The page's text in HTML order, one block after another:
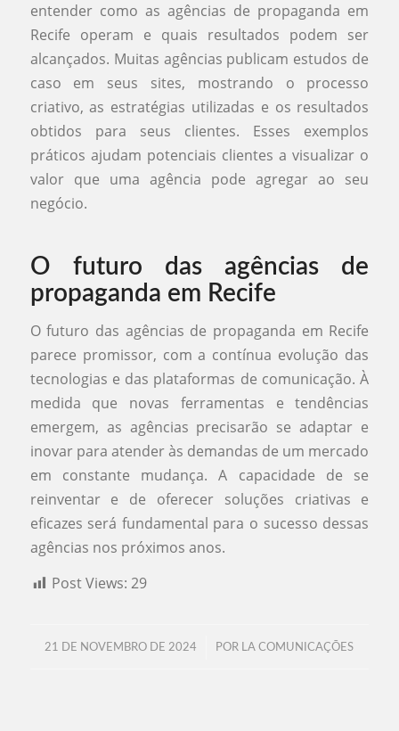
entender como as agências de propaganda em
Recife operam e quais resultados podem ser
alcançados. Muitas agências publicam estudos de
caso em seus sites, mostrando o processo
criativo, as estratégias utilizadas e os resultados
obtidos para seus clientes. Esses exemplos
práticos ajudam potenciais clientes a visualizar o
valor que uma agência pode agregar ao seu
negócio.
O futuro das agências de
propaganda em Recife
O futuro das agências de propaganda em Recife
parece promissor, com a contínua evolução das
tecnologias e das plataformas de comunicação. À
medida que novas ferramentas e tendências
emergem, as agências precisarão se adaptar e
inovar para atender às demandas de um mercado
em constante mudança. A capacidade de se
reinventar e de oferecer soluções criativas e
eficazes será fundamental para o sucesso dessas
agências nos próximos anos.
Post Views: 29
21 DE NOVEMBRO DE 2024
/ POR LA COMUNICAÇÕES